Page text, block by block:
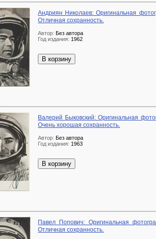
Андриян Николаев: Оригинальная
Отличная сохранность.
Автор: Без автора
Год издания: 1962
В корзину
Валерий Быковский: Оригинальная
Очень хорошая сохранность.
Автор: Без автора
Год издания: 1963
В корзину
Павел Попович: Оригинальная
Отличная сохранность.